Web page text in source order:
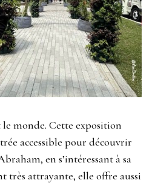
monde. Cette exposition
accessible pour découvrir
en s’intéressant à sa
très attrayante, elle offre aussi